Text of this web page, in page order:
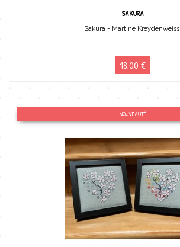
SAKURA
Sakura - Martine Kreydenweiss
18,00 €
NOUVEAUTÉ